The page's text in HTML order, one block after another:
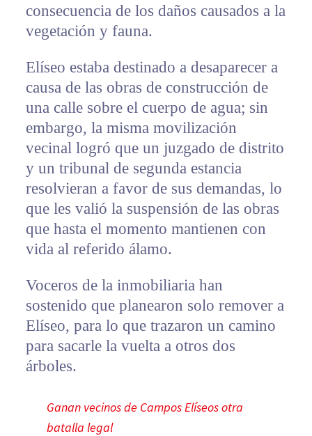
consecuencia de los daños causados a la
vegetación y fauna.
Elíseo estaba destinado a desaparecer a
causa de las obras de construcción de
una calle sobre el cuerpo de agua; sin
embargo, la misma movilización
vecinal logró que un juzgado de distrito
y un tribunal de segunda estancia
resolvieran a favor de sus demandas, lo
que les valió la suspensión de las obras
que hasta el momento mantienen con
vida al referido álamo.
Voceros de la inmobiliaria han
sostenido que planearon solo remover a
Elíseo, para lo que trazaron un camino
para sacarle la vuelta a otros dos
árboles.
Ganan vecinos de Campos Elíseos otra
batalla legal